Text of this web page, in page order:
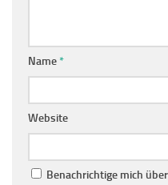
Name*
Website
Benachrichtige mich